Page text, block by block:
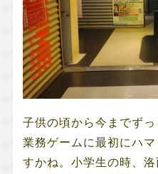
子供の頃から今までずっ
業務ゲームに最初にハ
すかね。小学生の時、